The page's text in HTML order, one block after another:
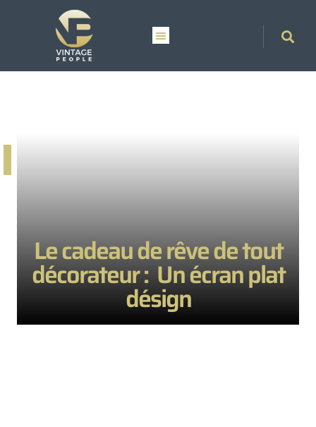
Le cadeau de rêve de tout
décorateur : Un écran plat
désign